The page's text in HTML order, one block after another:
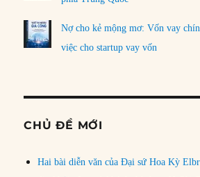
Nợ cho kẻ mộng mơ: Vốn vay
việc cho startup vay vốn
CHỦ ĐỀ MỚI
Hai bài diễn văn của Đại sứ Hoa Kỳ